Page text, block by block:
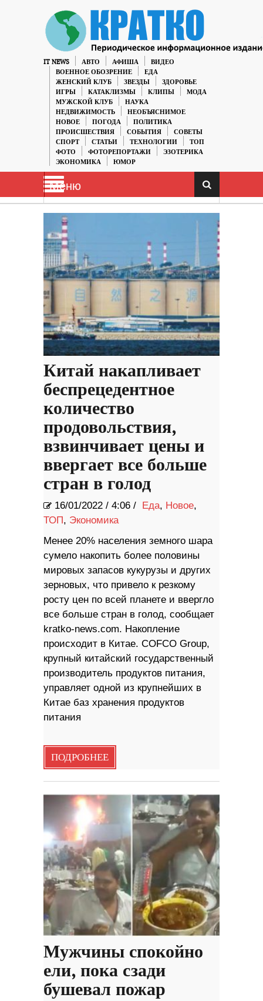
IT NEWS АВТО АФИША
ВИДЕО
ВОЕННОЕ ОБОЗРЕНИЕ
ЕДА
ЖЕНСКИЙ КЛУБ
ЗВЕЗДЫ
ЗДОРОВЬЕ
ИГРЫ
КАТАКЛИЗМЫ КЛИПЫ
МОДА
МУЖСКОЙ КЛУБ
НАУКА
НЕДВИЖИМОСТЬ
НЕОБЪЯСНИМОЕ
НОВОЕ
ПОГОДА
ПОЛИТИКА
ПРОИСШЕСТВИЯ
СОБЫТИЯ
СОВЕТЫ
СПОРТ
СТАТЬИ ТЕХНОЛОГИИ
ТОП
ФОТО
ФОТОРЕПОРТАЖИ
ЭЗОТЕРИКА
ЭКОНОМИКА
ЮМОР
Меню
Китай накапливает
беспрецедентное
количество
продовольствия,
взвинчивает цены и
ввергает все больше
стран в голод
16/01/2022 / 4:06 / Еда, Новое,
ТОП, Экономика
Менее 20% населения земного шара
сумело накопить более половины
мировых запасов кукурузы и других
зерновых, что привело к резкому
росту цен по всей планете и ввергло
все больше стран в голод, сообщает
kratko-news.com. Накопление
происходит в Китае. COFCO Group,
крупный китайский государственный
производитель продуктов питания,
управляет одной из крупнейших в
Китае баз хранения продуктов
питания
ПОДРОБНЕЕ
Мужчины спокойно
ели, пока сзади
бушевал пожар